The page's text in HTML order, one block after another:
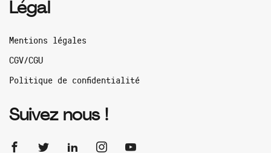
Légal
Mentions légales
CGV/CGU
Politique de confidentialité
Suivez nous !